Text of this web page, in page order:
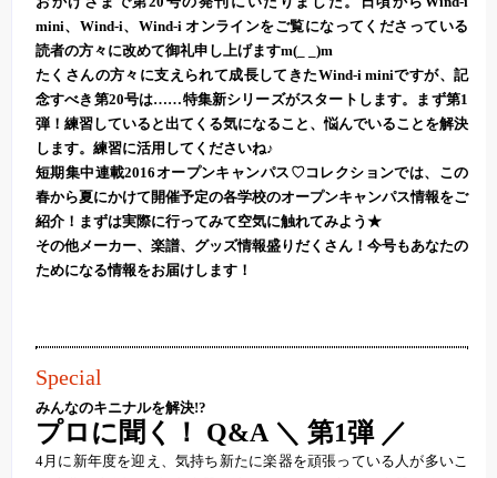
mini、Wind-i、Wind-i オンラインをご覧になってくださっている
読者の方々に改めて御礼申し上げますm(_ _)m
たくさんの方々に支えられて成長してきたWind-i miniですが、記
念すべき第20号は……特集新シリーズがスタートします。まず第1
弾！練習していると出てくる気になること、悩んでいることを解決
します。練習に活用してくださいね♪
短期集中連載2016オープンキャンパス♡コレクションでは、この
春から夏にかけて開催予定の各学校のオープンキャンパス情報をご
紹介！まずは実際に行ってみて空気に触れてみよう★
その他メーカー、楽譜、グッズ情報盛りだくさん！今号もあなたの
ためになる情報をお届けします！
Special
みんなのキニナルを解決!?
プロに聞く！ Q&A ＼ 第1弾 ／
4月に新年度を迎え、気持ち新たに楽器を頑張っている人が多いこ